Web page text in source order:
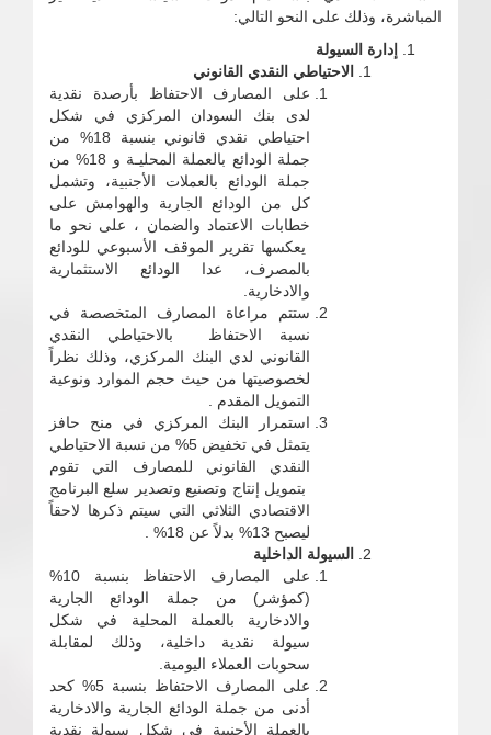
المباشرة، وذلك على النحو التالي:
إدارة السيولة
الاحتياطي النقدي القانوني
على المصارف الاحتفاظ بأرصدة نقدية
لدى بنك السودان المركزي في شكل
احتياطي نقدي قانوني بنسبة 18% من
جملة الودائع بالعملة المحليـة و 18% من
جملة الودائع بالعملات الأجنبية، وتشمل
كل من الودائع الجارية والهوامش على
خطابات الاعتماد والضمان ، على نحو ما
يعكسها تقرير الموقف الأسبوعي للودائع
بالمصرف، عدا الودائع الاستثمارية
والادخارية.
ستتم مراعاة المصارف المتخصصة في
نسبة الاحتفاظ بالاحتياطي النقدي
القانوني لدي البنك المركزي، وذلك نظراً
لخصوصيتها من حيث حجم الموارد ونوعية
التمويل المقدم .
استمرار البنك المركزي في منح حافز
يتمثل في تخفيض 5% من نسبة الاحتياطي
النقدي القانوني للمصارف التي تقوم
بتمويل إنتاج وتصنيع وتصدير سلع البرنامج
الاقتصادي الثلاثي التي سيتم ذكرها لاحقاً
ليصبح 13% بدلاً عن 18% .
السيولة الداخلية
على المصارف الاحتفاظ بنسبة 10%
(كمؤشر) من جملة الودائع الجارية
والادخارية بالعملة المحلية في شكل
سيولة نقدية داخلية، وذلك لمقابلة
سحوبات العملاء اليومية.
على المصارف الاحتفاظ بنسبة 5% كحد
أدنى من جملة الودائع الجارية والادخارية
بالعملة الأجنبية في شكل سيولة نقدية